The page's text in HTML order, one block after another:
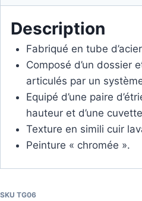
Description
Fabriqué en tube
Composé d’un dossier
articulés par un
Equipé d’une paire
hauteur et d’une
Texture en simili cuir
Peinture « chromée ».
SKU TG06